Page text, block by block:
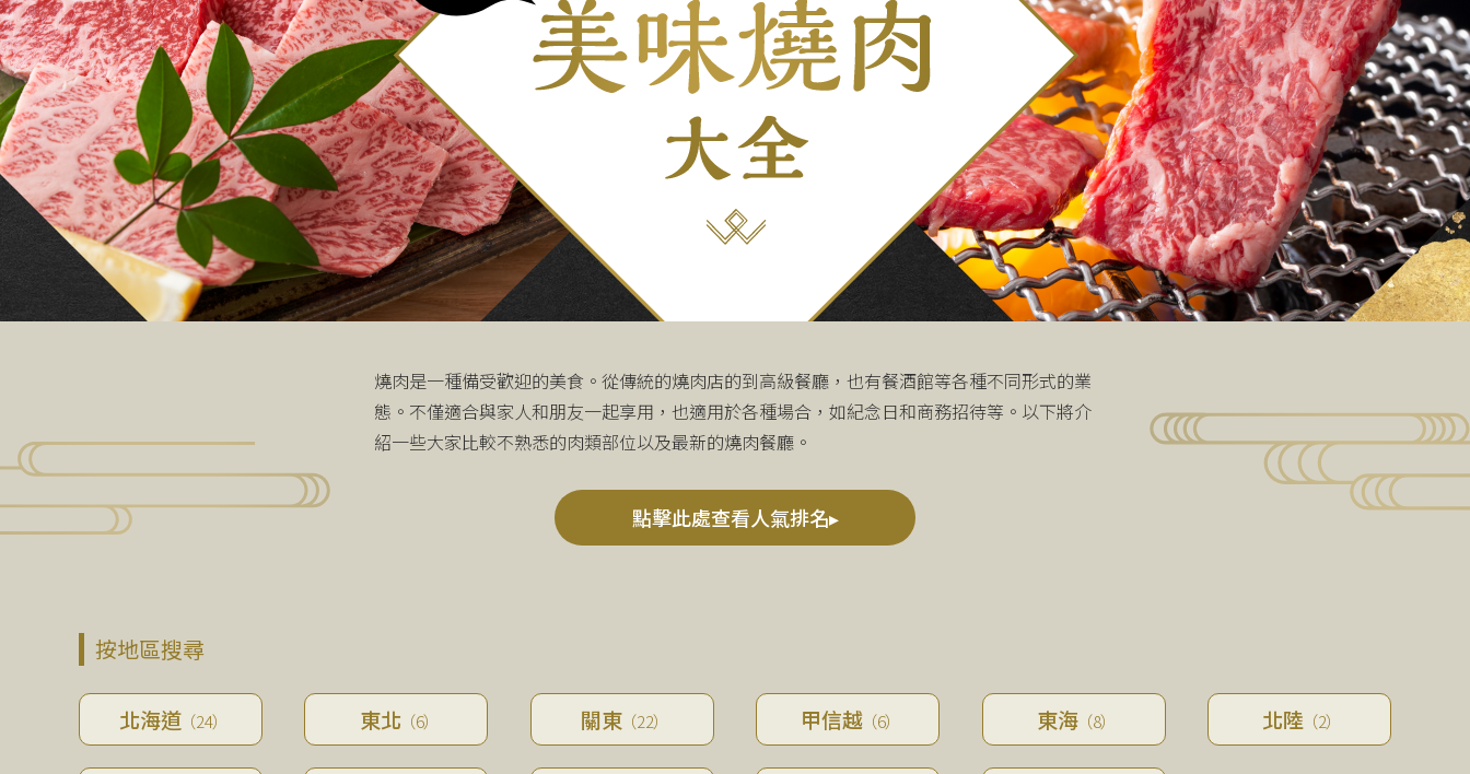
燒肉是一種備受歡迎的美食。從傳統的燒肉店的到高級餐廳，也有餐酒館等各種不同形式的業
態。不僅適合與家人和朋友一起享用，也適用於各種場合，如紀念日和商務招待等。以下將介
紹一些大家比較不熟悉的肉類部位以及最新的燒肉餐廳。
點擊此處查看人氣排名▸
按地區搜尋
北海道 （24） 東北 （6） 關東 （22） 甲信越 （6） 東海 （8） 北陸 （2）